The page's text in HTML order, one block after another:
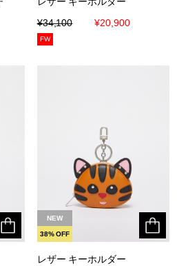
¥34,100
¥20,900
¥34,100
¥20,900
FW
レザー キーホルダー
NEW
38% OFF
レザー キーホルダー